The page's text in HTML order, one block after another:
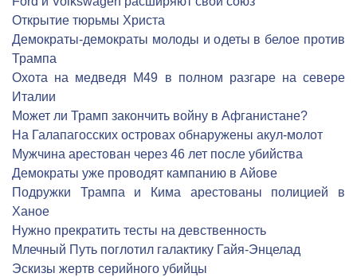
Открытие тюрьмы Христа
Демократы-демократы молоды и одеты в белое против
Трампа
Охота на медведя М49 в полном разгаре на севере
Италии
Может ли Трамп закончить войну в Афганистане?
На Галапагосских островах обнаружены акул-молот
Мужчина арестован через 46 лет после убийства
Демократы уже проводят кампанию в Айове
Подружки Трампа и Кима арестованы полицией в
Ханое
Нужно прекратить тесты на девственность
Млечный Путь поглотил галактику Гайя-Энцелад
Эскизы жертв серийного убийцы